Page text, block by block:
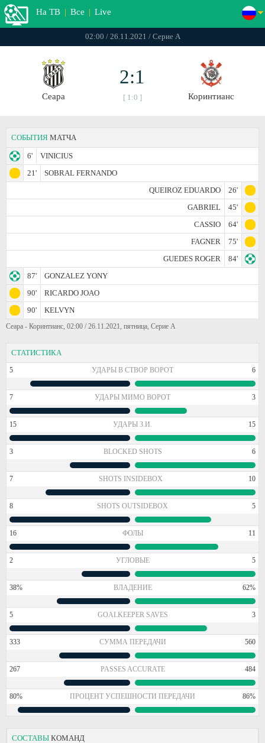
На ТВ | Все | Live
02:00 / 26.11.2021 / Серие А
Сеара
2:1
[ 1:0 ] Коринтианс
СОБЫТИЯ МАТЧА
6'
VINICIUS
21'
SOBRAL FERNANDO
QUEIROZ EDUARDO
26'
GABRIEL
45'
CASSIO
64'
FAGNER
75'
GUEDES ROGER
84'
87'
GONZALEZ YONY
90'
RICARDO JOAO
90'
KELVYN
Сеара - Коринтианс, 02:00 / 26.11.2021, пятница, Серие А
СТАТИСТИКА
5 УДАРЫ В СТВОР ВОРОТ 6
7 УДАРЫ МИМО ВОРОТ 3
15 УДАРЫ З.И. 15
3 BLOCKED SHOTS 6
7 SHOTS INSIDEBOX 10
8 SHOTS OUTSIDEBOX 5
16 ФОЛЫ 11
2 УГЛОВЫЕ 5
38% ВЛАДЕНИЕ 62%
5 GOALKEEPER SAVES 3
333 СУММА ПЕРЕДАЧИ 560
267 PASSES ACCURATE 484
80% ПРОЦЕНТ УСПЕШНОСТИ ПЕРЕДАЧИ 86%
СОСТАВЫ КОМАНД